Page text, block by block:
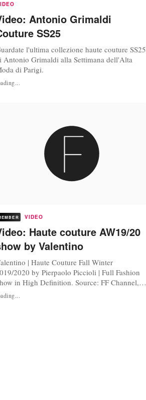
Antonio Grimaldi
SS25
l'ultima collezione haute couture SS25
Antonio Grimaldi alla Settimana dell'Alta
di Parigi.
VIDEO
Haute couture AW19/20
by Valentino
| Haute Couture Fall Winter
2020 by Pierpaolo Piccioli | Full Fashion
in High Definition. Source: FF Channel,